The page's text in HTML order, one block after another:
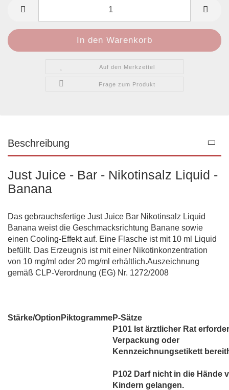
Auf den Merkzettel
Frage zum Produkt
Beschreibung
Just Juice - Bar - Nikotinsalz Liquid -
Banana
Das gebrauchsfertige Just Juice Bar Nikotinsalz Liquid
Banana weist die Geschmacksrichtung Banane sowie
einen Cooling-Effekt auf. Eine Flasche ist mit 10 ml Liquid
befüllt. Das Erzeugnis ist mit einer Nikotinkonzentration
von 10 mg/ml oder 20 mg/ml erhältlich.Auszeichnung
gemäß CLP-Verordnung (EG) Nr. 1272/2008
Stärke/Option PiktogrammeP-Sätze
P101 Ist ärztlicher Rat
Verpackung oder
Kennzeichnungsetikett
P102 Darf nicht in die Hände
Kindern gelangen.